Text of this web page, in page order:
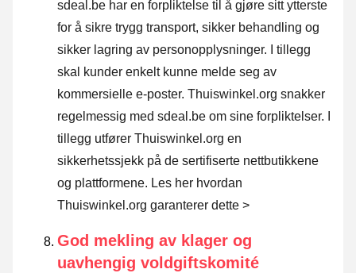
sdeal.be har en forpliktelse til å gjøre sitt ytterste
for å sikre trygg transport, sikker behandling og
sikker lagring av personopplysninger. I tillegg
skal kunder enkelt kunne melde seg av
kommersielle e-poster. Thuiswinkel.org snakker
regelmessig med sdeal.be om sine forpliktelser. I
tillegg utfører Thuiswinkel.org en
sikkerhetssjekk på de sertifiserte nettbutikkene
og plattformene. Les her hvordan
Thuiswinkel.org garanterer dette >
God mekling av klager og
uavhengig voldgiftskomité